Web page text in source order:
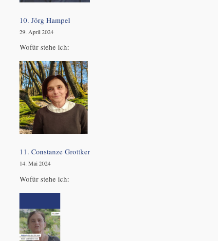
10. Jörg Hampel
29. April 2024
Wofür stehe ich:
11. Constanze Grottker
14. Mai 2024
Wofür stehe ich: